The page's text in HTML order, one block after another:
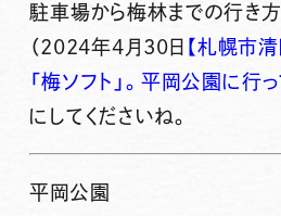
駐車場から梅林までの行き
（2024年4月30日 【札幌市
「梅ソフト」。平岡公園に行っ
にしてくださいね。
平岡公園